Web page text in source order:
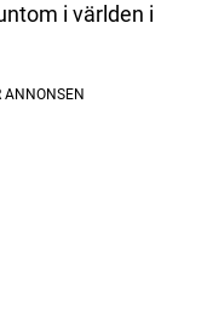
i världen i